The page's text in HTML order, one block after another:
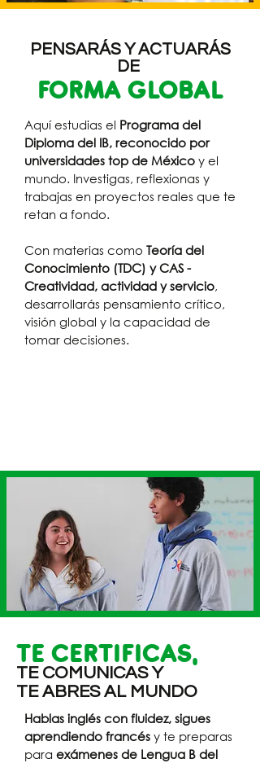
FORMA GLOBAL
PENSARÁS Y ACTUARÁS
DE
Aquí estudias el Programa del
Diploma del IB, reconocido por
universidades top de México y el
mundo. Investigas, reflexionas y
trabajas en proyectos reales que te
retan a fondo.
Con materias como Teoría del
Conocimiento (TDC) y CAS -
Creatividad, actividad y servicio,
desarrollarás pensamiento crítico,
visión global y la capacidad de
tomar decisiones.
TE COMUNICAS Y
TE ABRES AL MUNDO
TE CERTIFICAS,
Hablas inglés con fluidez, sigues
aprendiendo francés y te preparas
para exámenes de Lengua B del